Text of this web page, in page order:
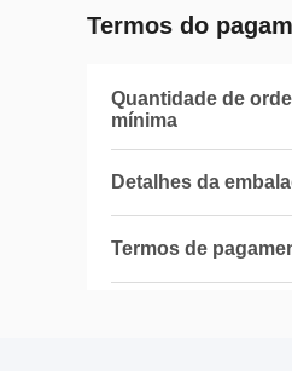
Termos do
Quantidade de
mínima
Detalhes da
Termos de